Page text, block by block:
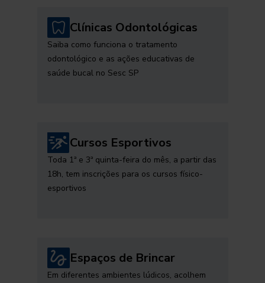
Clínicas Odontológicas
Saiba como funciona o tratamento
odontológico e as ações educativas de
saúde bucal no Sesc SP
Cursos Esportivos
Toda 1ª e 3ª quinta-feira do mês, a partir das
18h, tem inscrições para os cursos físico-
esportivos
Espaços de Brincar
Em diferentes ambientes lúdicos, acolhem